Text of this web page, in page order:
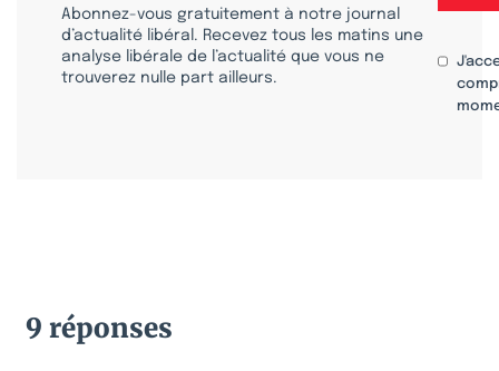
Abonnez-vous gratuitement à notre journal
d’actualité libéral. Recevez tous les matins une
analyse libérale de l’actualité que vous ne
trouverez nulle part ailleurs.
9 réponses